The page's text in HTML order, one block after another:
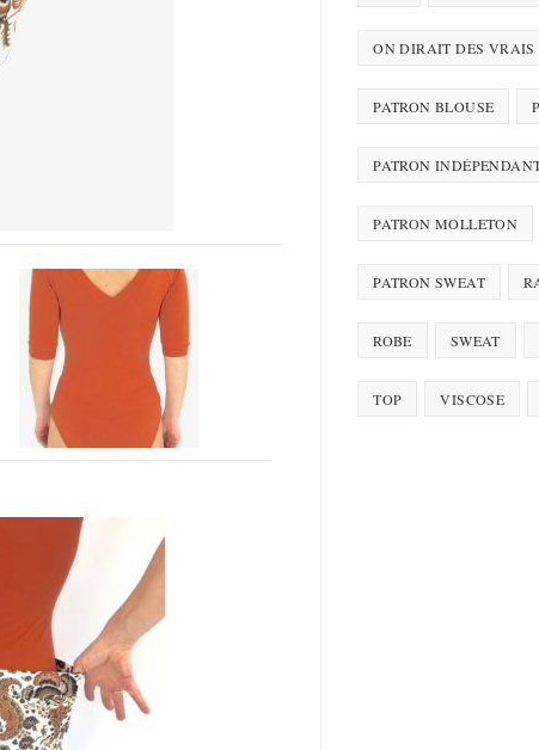
ON DIRAIT DES VRAIS
PATRON BLOUSE
PATRON
PATRON MOLLETON
PATRON SWEAT
ROBE SWEAT
TOP VISCOSE